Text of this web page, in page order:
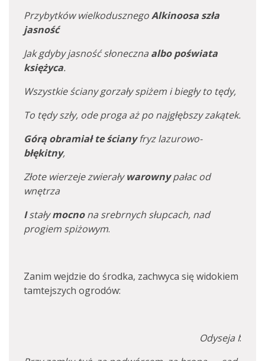
Przybytków wielkodusznegoAlkinoosa szła
jasność
Jak gdyby jasność słoneczna albo poświata
księżyca.
Wszystkie ściany gorzały spiżem i biegły to tędy,
To tędy szły, ode proga aż po najgłębszy zakątek.
Górą obramiał te ścianyfryz lazurowo-
błękitny,
Złote wierzeje zwieraływarownypałac od
wnętrza
Istałymocnona srebrnych słupcach, nad
progiem spiżowym.
Zanim wejdzie do środka, zachwyca się widokiem
tamtejszych ogrodów:
Odyseja I: